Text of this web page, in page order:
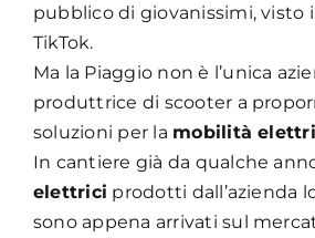
pubblico di giovanissimi, visto
TikTok.
Ma la Piaggio non è l’unica
produttrice di scooter a
soluzioni per la mobilità
In cantiere già da qualche
elettrici prodotti dall’azienda
sono appena arrivati sul